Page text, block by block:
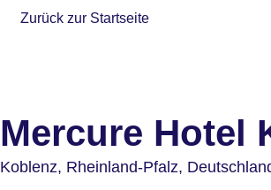
Zurück zur Startseite
Mercure Hotel
Koblenz, Rheinland-Pfalz,